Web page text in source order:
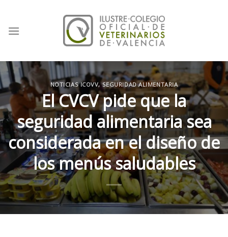
content
NOTICIAS ICOVV,SEGURIDAD ALIMENTARIA
El CVCV pide que la
seguridad alimentaria sea
considerada en el diseño de
los menús saludables